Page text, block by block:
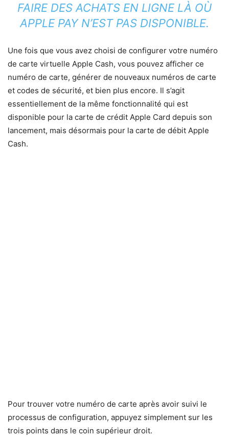
FAIRE DES ACHATS EN LIGNE LÀ OÙ
APPLE PAY N’EST PAS DISPONIBLE.
Une fois que vous avez choisi de configurer votre numéro
de carte virtuelle Apple Cash, vous pouvez afficher ce
numéro de carte, générer de nouveaux numéros de carte
et codes de sécurité, et bien plus encore. Il s’agit
essentiellement de la même fonctionnalité qui est
disponible pour la carte de crédit Apple Card depuis son
lancement, mais désormais pour la carte de débit Apple
Cash.
Pour trouver votre numéro de carte après avoir suivi le
processus de configuration, appuyez simplement sur les
trois points dans le coin supérieur droit.